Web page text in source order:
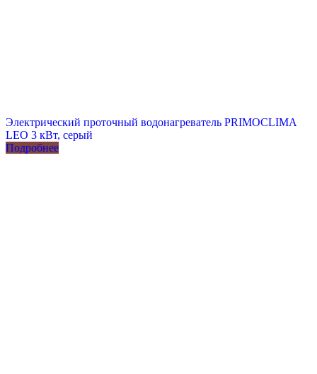
Электрический проточный водонагреватель PRIMOCLIMA
LEO 3 кВт, серый
Подробнее